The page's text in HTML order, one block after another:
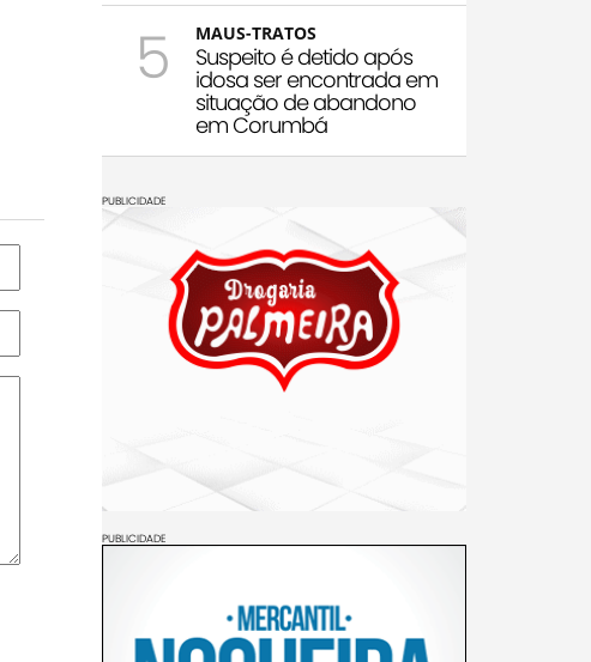
5 MAUS-TRATOS
Suspeito é detido após
idosa ser encontrada em
situação de abandono
em Corumbá
PUBLICIDADE
PUBLICIDADE